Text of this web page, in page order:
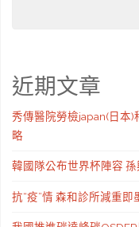
近期文章
秀傳醫院勞檢japan(日本
略
韓國隊公布世界杯陣容
抗“疫”情 森和診所減重即